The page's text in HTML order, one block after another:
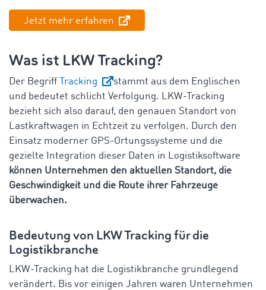
Jetzt mehr erfahren
Was ist LKW Tracking?
Der Begriff Tracking
stammt aus dem Englischen
und bedeutet schlicht Verfolgung. LKW-Tracking
bezieht sich also darauf, den genauen Standort von
Lastkraftwagen in Echtzeit zu verfolgen. Durch den
Einsatz moderner GPS-Ortungssysteme und die
gezielte Integration dieser Daten in Logistiksoftware
können Unternehmen den aktuellen Standort, die
Geschwindigkeit und die Route ihrer Fahrzeuge
überwachen.
Bedeutung von LKW Tracking für die
Logistikbranche
LKW-Tracking hat die Logistikbranche grundlegend
verändert. Bis vor einigen Jahren waren Unternehmen